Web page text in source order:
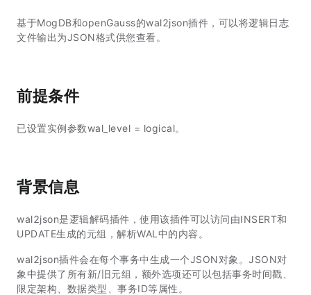
基于MogDB和openGauss的wal2json插件，可以将逻辑日志
文件输出为JSON格式供您查看。
前提条件
已设置实例参数wal_level = logical。
背景信息
wal2json是逻辑解码插件，使用该插件可以访问由INSERT和
UPDATE生成的元组，解析WAL中的内容。
wal2json插件会在每个事务中生成一个JSON对象。JSON对
象中提供了所有新/旧元组，额外选项还可以包括事务时间戳、
限定架构、数据类型、事务ID等属性。